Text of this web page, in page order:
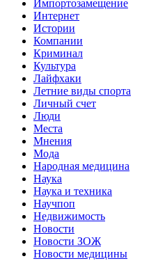
Импортозамещение
Интернет
Истории
Компании
Криминал
Культура
Лайфхаки
Летние виды спорта
Личный счет
Люди
Места
Мнения
Мода
Народная медицина
Наука
Наука и техника
Научпоп
Недвижимость
Новости
Новости ЗОЖ
Новости медицины